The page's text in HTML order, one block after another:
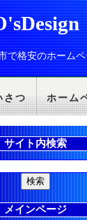
で格安のホーム
さつ ホーム
サイト内検索
メインページ